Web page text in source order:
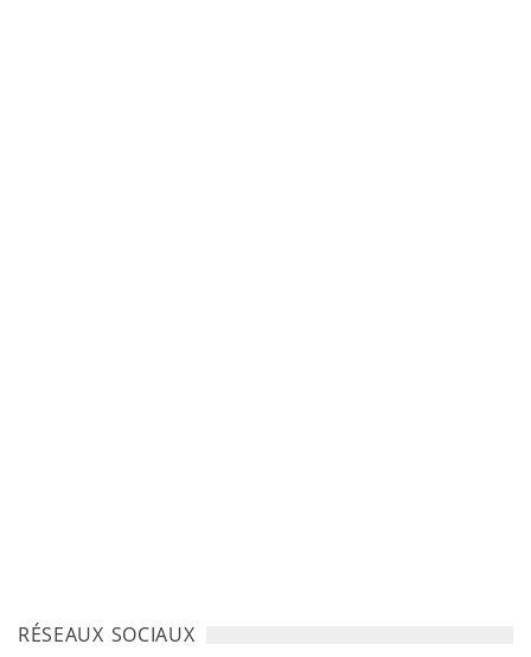
RÉSEAUX SOCIAUX